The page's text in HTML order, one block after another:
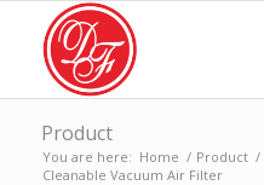
Product
You are here: Home / Product /
Cleanable Vacuum Air Filter